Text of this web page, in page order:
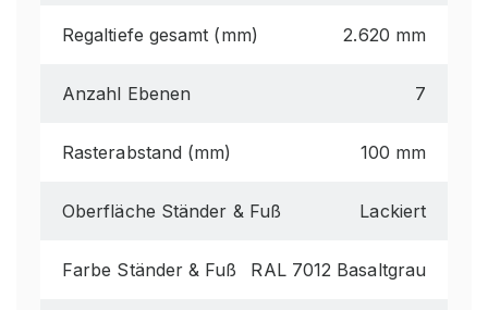
Regaltiefe gesamt (mm) 2.620 mm
Anzahl Ebenen 7
Rasterabstand (mm) 100 mm
Oberfläche Ständer & Fuß Lackiert
Farbe Ständer & Fuß RAL 7012 Basaltgrau